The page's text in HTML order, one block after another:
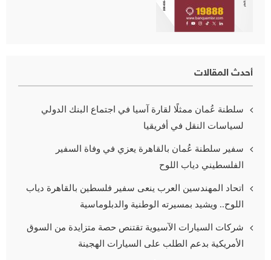
أحدث المقالات
سلطنة عُمان ممثلًا لقارة آسيا في اجتماع البنك الدولي
لسياسات النقل في أفريقيا
سفير سلطنة عُمان بالقاهرة يعزي في وفاة السفير
الفلسطيني دياب اللوح
اتحاد المهندسين العرب ينعى سفير فلسطين بالقاهرة دياب
اللوح.. ويشيد بمسيرته الوطنية والدبلوماسية
شركات السيارات الآسيوية تقتنص حصة متزايدة من السوق
الأمريكية بدعم الطلب على السيارات الهجينة